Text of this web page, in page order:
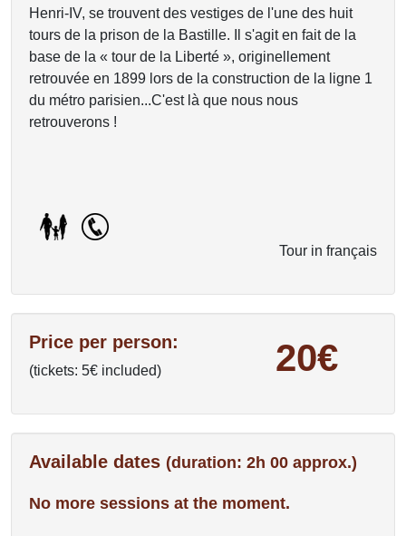
Henri-IV, se trouvent des vestiges de l'une des huit
tours de la prison de la Bastille. Il s'agit en fait de la
base de la « tour de la Liberté », originellement
retrouvée en 1899 lors de la construction de la ligne 1
du métro parisien...C'est là que nous nous
retrouverons !
Tour in français
Price per person:
(tickets: 5€ included) 20€
Available dates (duration: 2h 00 approx.)
No more sessions at the moment.